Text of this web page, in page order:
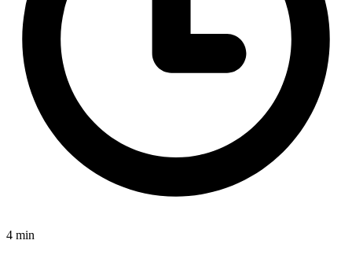
4 min